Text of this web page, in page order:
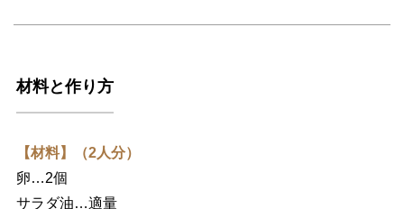
材料と作り方
【材料】（2人分）
卵…2個
サラダ油…適量